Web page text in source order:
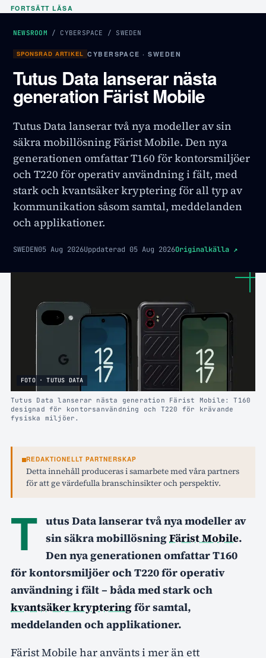
FORTSÄTT LÄSA
NEWSROOM / CYBERSPACE / SWEDEN
SPONSRAD ARTIKEL CYBERSPACE · SWEDEN
Tutus Data lanserar nästa
generation Färist Mobile
Tutus Data lanserar två nya modeller av sin
säkra mobillösning Färist Mobile. Den nya
generationen omfattar T160 för kontorsmiljöer
och T220 för operativ användning i fält, med
stark och kvantsäker kryptering för all typ av
kommunikation såsom samtal, meddelanden
och applikationer.
SWEDEN05 Aug 2026Uppdaterad 05 Aug 2026Originalkälla ↗
FOTO · TUTUS DATA
Tutus Data lanserar nästa generation Färist Mobile: T160
designad för kontorsanvändning och T220 för krävande
fysiska miljöer.
REDAKTIONELLT PARTNERSKAP
Detta innehåll produceras i samarbete med våra partners
för att ge värdefulla branschinsikter och perspektiv.
T utus Data lanserar två nya modeller av
sin säkra mobillösningFärist Mobile.
Den nya generationen omfattar T160
för kontorsmiljöer och T220 för operativ
användning i fält – båda med stark och
kvantsäker krypteringför samtal,
meddelanden och applikationer.
Färist Mobile har använts i mer än ett